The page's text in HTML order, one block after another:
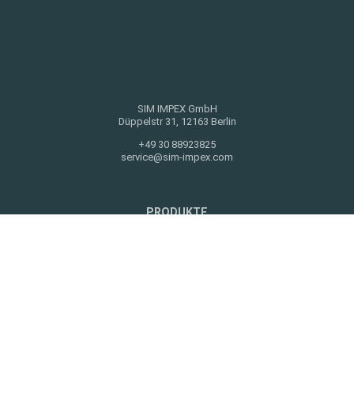
SIM IMPEX GmbH
Düppelstr 31, 12163 Berlin
+49 30 88923825
service@sim-impex.com
PRODUKTE